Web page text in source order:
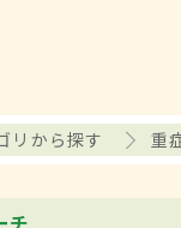
リから探す 重
チ